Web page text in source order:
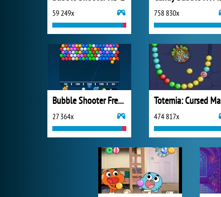
59 249x 758 830x
Bubble Shooter Free 3
27 364x 474 817x